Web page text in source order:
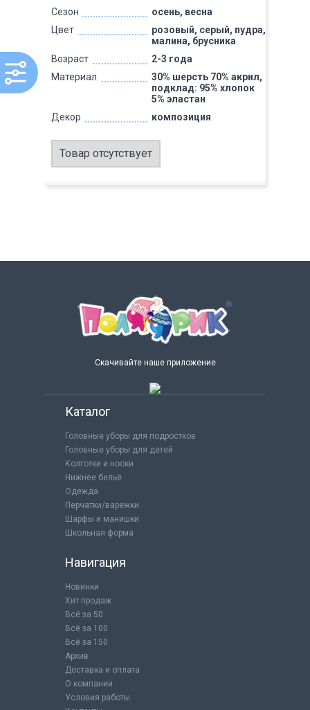
Сезон
осень, весна
Цвет
розовый, серый, пудра,
малина, брусника
Возраст
2-3 года
Материал
30% шерсть 70% акрил,
подклад: 95% хлопок
5% эластан
Декор
композиция
Товар отсутствует
Скачивайте наше приложение
Каталог
Головные уборы для подростков
Головные уборы для детей
Колготки и носки
Нижнее бельё
Одежда
Перчатки/варежки
Шарфы и манишки
Школьная форма
Навигация
Новинки
Хит продаж
Всё за 50
Всё за 100
Всё за 150
Архив
Доставка и оплата
О компании
Условия работы